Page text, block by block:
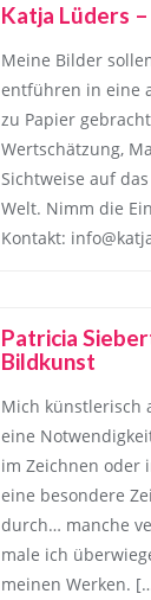
Katja Lüders
Meine Bilder
entführen in eine
zu Papier
Wertschätzung,
Sichtweise auf
Welt. Nimm die
Kontakt:
Patricia
Bildkunst
Mich künstlerisch
eine
im Zeichnen oder
eine besondere
durch… manche
male ich
meinen Werken.